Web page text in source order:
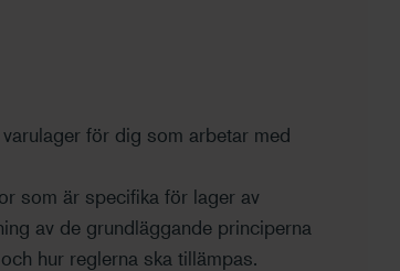
för dig som arbetar med
som är specifika för lager av
av de grundläggande principerna
hur reglerna ska tillämpas.